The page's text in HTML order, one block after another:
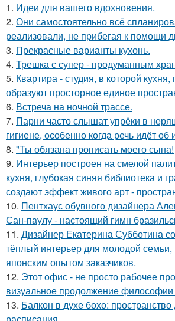
1. Идеи для вашего вдохновения.
2. Они самостоятельно всё
реализовали, не прибегая к помощи
3. Прекрасные варианты кухонь.
4. Трешка с супер - продуманным
5. Квартира - студия, в которой
образуют просторное единое
6. Встреча на ночной трассе.
7. Парни часто слышат упрёки в
гигиене, особенно когда речь идёт
8. "Ты обязана прописать моего сына!
9. Интерьер построен на смелой
кухня, глубокая синяя библиотека и
создают эффект живого арт -
10. Пентхаус обувного дизайнера
Сан-паулу - настоящий гимн
11. Дизайнер Екатерина Субботина
тёплый интерьер для молодой
японским опытом заказчиков.
12. Этот офис - не просто рабочее
визуальное продолжение философии
13. Балкон в духе бохо: